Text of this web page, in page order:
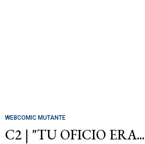
WEBCOMIC MUTANTE
C2 | "TU OFICIO